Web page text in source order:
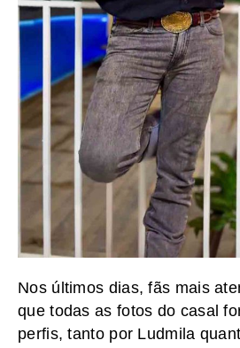
Nos últimos dias, fãs mais
que todas as fotos do casal
perfis, tanto por Ludmila